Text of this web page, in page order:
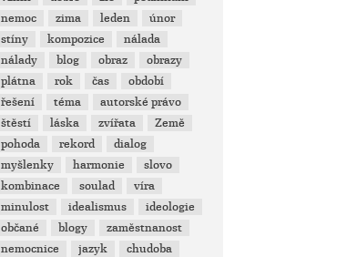
nemoc
zima leden
únor
stíny
kompozice
nálada
nálady
blog obraz
obrazy
plátna
rok čas
období
řešení
téma
autorské právo
štěstí
láska zvířata
Země
pohoda
rekord
dialog
myšlenky
harmonie
slovo
kombinace
soulad
víra
minulost
idealismus
ideologie
občané
blogy
zaměstnanost
nemocnice
jazyk
chudoba